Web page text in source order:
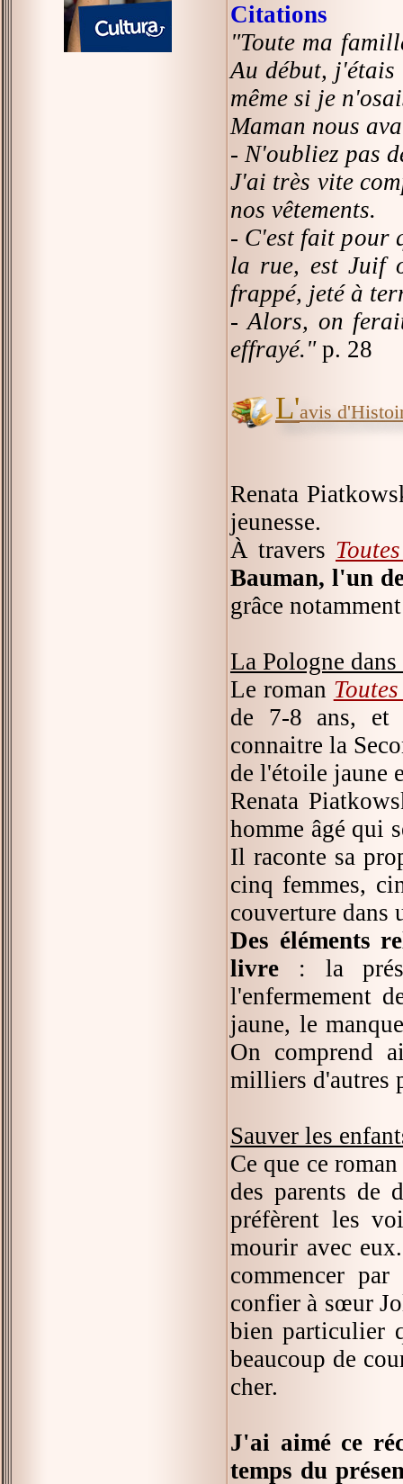
Citations
"Toute ma
Au début, j'étais
même si je
Maman nous
- N'oubliez pas
J'ai très vite
nos vêtements.
- C'est fait pour
la rue, est Juif
frappé, jeté à
- Alors, on
effrayé."p. 28
L'avis
Renata
jeunesse.
À travers
Bauman, l'un
grâce
La Pologne
Le roman
de 7-8 ans, et
connaitre la
de l'étoile jaune
Renata
homme âgé qui
Il raconte sa
cinq femmes,
couverture dans
Des éléments
livre : la
l'enfermement
jaune, le
On comprend
milliers d'autres
Sauver les
Ce que ce
des parents de
préfèrent les
mourir avec
commencer
confier à sœur
bien particulier
beaucoup de
cher.
J'ai aimé ce
temps du